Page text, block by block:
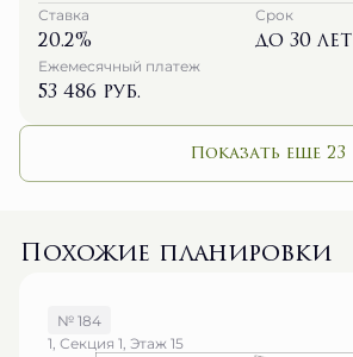
Ставка
20.2%
Срок
до 30 лет
Ежемесячный платеж
53 486 руб.
Показать еще 23
Похожие планировки
№ 184
1, Секция 1, Этаж 15